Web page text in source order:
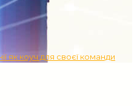
як коуч для своєї команди